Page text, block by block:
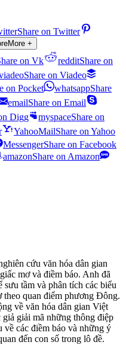
Share on Twitter
More +
on Vk redditShare on
Share on Viadeo
on Pocket whatsappShare
emailShare on Email
Digg myspaceShare on
YahooMailShare on Yahoo
MessengerShare on Facebook
amazonShare on Amazon
cứu văn hóa dân gian
mơ và điềm báo. Anh đã
sưu tầm và phân tích các biểu
theo quan điểm phương Đông.
về văn hóa dân gian Việt
giải mã những thông điệp
về các điềm báo và những ý
đến con số trong lô đề.